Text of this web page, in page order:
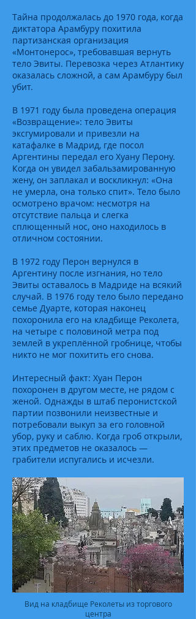
Тайна продолжалась до 1970 года, когда
диктатора Арамбуру похитила
партизанская организация
«Монтонерос», требовавшая вернуть
тело Эвиты. Перевозка через Атлантику
оказалась сложной, а сам Арамбуру был
убит.
В 1971 году была проведена операция
«Возвращение»: тело Эвиты
эксгумировали и привезли на
катафалке в Мадрид, где посол
Аргентины передал его Хуану Перону.
Когда он увидел забальзамированную
жену, он заплакал и воскликнул: «Она
не умерла, она только спит». Тело было
осмотрено врачом: несмотря на
отсутствие пальца и слегка
сплющенный нос, оно находилось в
отличном состоянии.
В 1972 году Перон вернулся в
Аргентину после изгнания, но тело
Эвиты оставалось в Мадриде на всякий
случай. В 1976 году тело было передано
семье Дуарте, которая наконец
похоронила его на кладбище Реколета,
на четыре с половиной метра под
землей в укреплённой гробнице, чтобы
никто не мог похитить его снова.
Интересный факт: Хуан Перон
похоронен в другом месте, не рядом с
женой. Однажды в штаб перонистской
партии позвонили неизвестные и
потребовали выкуп за его головной
убор, руку и саблю. Когда гроб открыли,
этих предметов не оказалось —
грабители испугались и исчезли.
Вид на кладбище Реколеты из торгового
центра